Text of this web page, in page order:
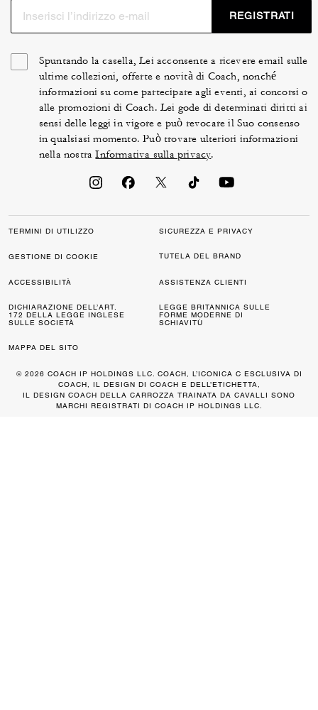
REGISTRATI
Spuntando la casella, Lei acconsente a ricevere email sulle
ultime collezioni, offerte e novità di Coach, nonché
informazioni su come partecipare agli eventi, ai concorsi o
alle promozioni di Coach. Lei gode di determinati diritti ai
sensi delle leggi in vigore e può revocare il Suo consenso
in qualsiasi momento. Può trovare ulteriori informazioni
nella nostraInformativa sulla privacy.
TERMINI DI UTILIZZO SICUREZZA E PRIVACY
GESTIONE DI COOKIE TUTELA DEL BRAND
ACCESSIBILITÀ ASSISTENZA CLIENTI
DICHIARAZIONE DELL’ART.
172 DELLA LEGGE INGLESE
SULLE SOCIETÀ
LEGGE BRITANNICA SULLE
FORME MODERNE DI
SCHIAVITÙ
MAPPA DEL SITO
© 2026 COACH IP HOLDINGS LLC. COACH, L’ICONICA C ESCLUSIVA DI
COACH, IL DESIGN DI COACH E DELL’ETICHETTA,
IL DESIGN COACH DELLA CARROZZA TRAINATA DA CAVALLI SONO
MARCHI REGISTRATI DI COACH IP HOLDINGS LLC.